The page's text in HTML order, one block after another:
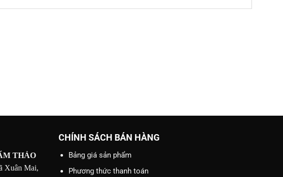
THẢO
Xuân Mai,
CHÍNH SÁCH BÁN HÀNG
Bảng giá sản phẩm
Phương thức thanh toán